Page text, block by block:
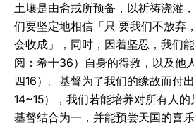
土壤是由斋戒所预备，以祈祷浇灌
们要坚定地相信「只 要我们不放弃
会收成」，同时，因着坚忍，我们
阅：希十36）自身的得救，以及他
四16）。基督为了我们的缘故而付
14~15），我们若能培养对所有人
基督结合为一，并能预尝天国的喜